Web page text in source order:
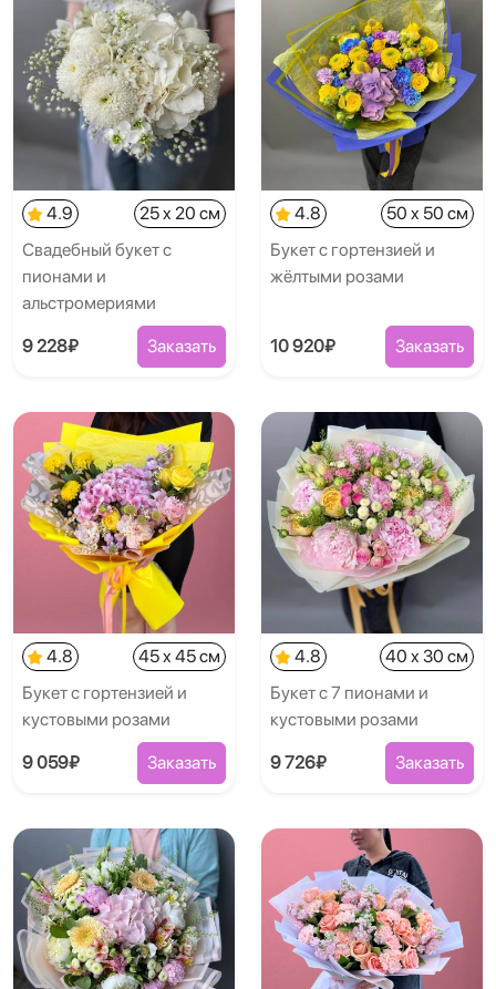
4.9
25 x 20 см
Свадебный букет с
пионами и
альстромериями
9 228₽ Заказать
4.8
50 x 50 см
Букет с гортензией и
жёлтыми розами
10 920₽ Заказать
4.8
45 x 45 см
Букет с гортензией и
кустовыми розами
9 059₽ Заказать
4.8
40 x 30 см
Букет с 7 пионами и
кустовыми розами
9 726₽ Заказать